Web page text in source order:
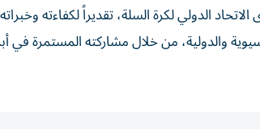
الدولي لكرة السلة، تقديراً لكفاءته
والدولية، من خلال مشاركته المستمرة في